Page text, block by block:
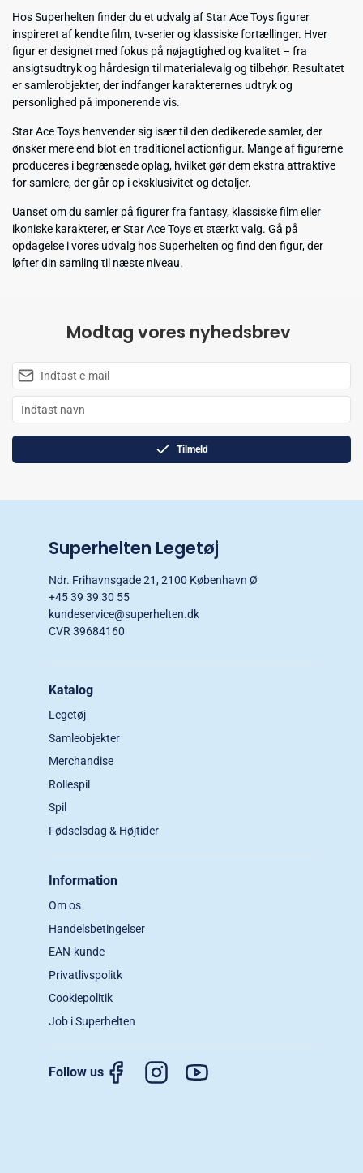
Hos Superhelten finder du et udvalg af Star Ace Toys figurer
inspireret af kendte film, tv-serier og klassiske fortællinger. Hver
figur er designet med fokus på nøjagtighed og kvalitet – fra
ansigtsudtryk og hårdesign til materialevalg og tilbehør. Resultatet
er samlerobjekter, der indfanger karakterernes udtryk og
personlighed på imponerende vis.
Star Ace Toys henvender sig især til den dedikerede samler, der
ønsker mere end blot en traditionel actionfigur. Mange af figurerne
produceres i begrænsede oplag, hvilket gør dem ekstra attraktive
for samlere, der går op i eksklusivitet og detaljer.
Uanset om du samler på figurer fra fantasy, klassiske film eller
ikoniske karakterer, er Star Ace Toys et stærkt valg. Gå på
opdagelse i vores udvalg hos Superhelten og find den figur, der
løfter din samling til næste niveau.
Modtag vores nyhedsbrev
Tilmeld
Superhelten Legetøj
Ndr. Frihavnsgade 21, 2100 København Ø
+45 39 39 30 55
kundeservice@superhelten.dk
CVR 39684160
Katalog
Legetøj
Samleobjekter
Merchandise
Rollespil
Spil
Fødselsdag & Højtider
Information
Om os
Handelsbetingelser
EAN-kunde
Privatlivspolitk
Cookiepolitik
Job i Superhelten
Follow us